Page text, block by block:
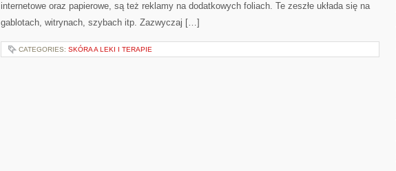
internetowe oraz papierowe, są też reklamy na dodatkowych foliach. Te zeszłe układa się na
gablotach, witrynach, szybach itp. Zazwyczaj […]
CATEGORIES: SKÓRA A LEKI I TERAPIE